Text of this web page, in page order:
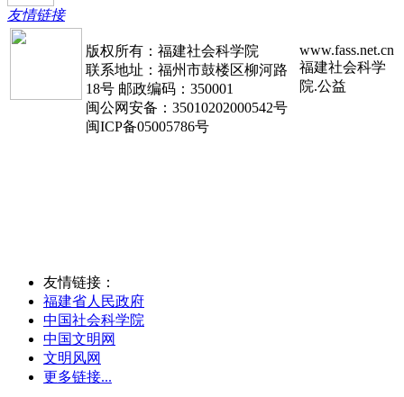
友情链接
版权所有：福建社会科学院
联系地址：福州市鼓楼区柳河路
18号 邮政编码：350001
闽公网安备：35010202000542号
闽ICP备05005786号
www.fass.net.cn
福建社会科学
院.公益
友情链接：
福建省人民政府
中国社会科学院
中国文明网
文明风网
更多链接...